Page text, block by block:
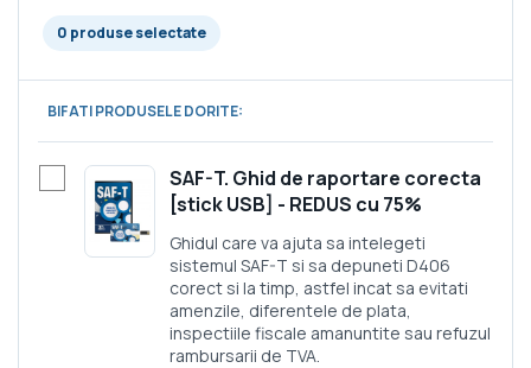
0 produse selectate
BIFATI PRODUSELE DORITE:
SAF-T. Ghid de raportare corecta
[stick USB] - REDUS cu 75%
Ghidul care va ajuta sa intelegeti
sistemul SAF-T si sa depuneti D406
corect si la timp, astfel incat sa evitati
amenzile, diferentele de plata,
inspectiile fiscale amanuntite sau refuzul
rambursarii de TVA.